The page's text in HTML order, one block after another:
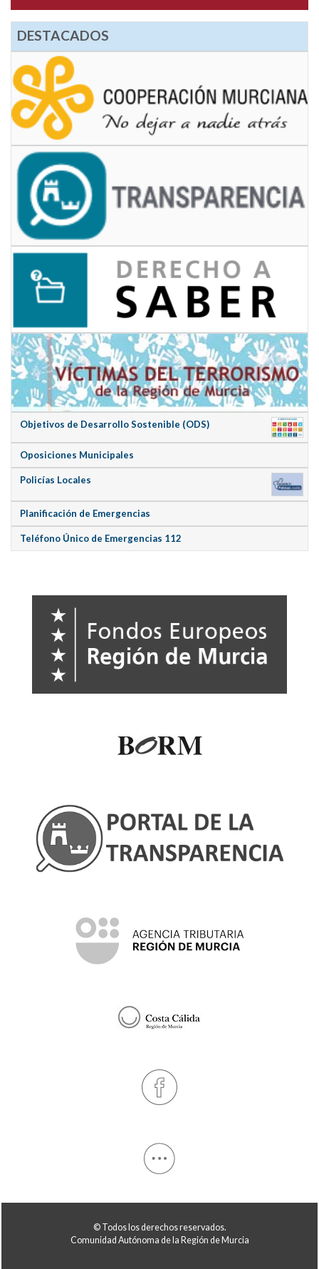
DESTACADOS
Objetivos de Desarrollo Sostenible (ODS)
Oposiciones Municipales
Policías Locales
Planificación de Emergencias
Teléfono Único de Emergencias 112
© Todos los derechos reservados.
Comunidad Autónoma de la Región de Murcia